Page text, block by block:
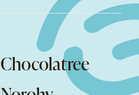
Chocolatree